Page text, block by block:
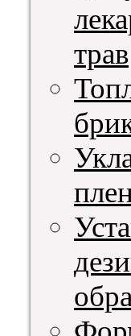
трав